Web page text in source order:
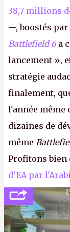
38,7 millions
—, boostés par
Battlefield 6 a
lancement »,
stratégie
finalement,
l'année même
dizaines de
même
Profitons bien
d'EA par
société
l'obligation de
victoire pour